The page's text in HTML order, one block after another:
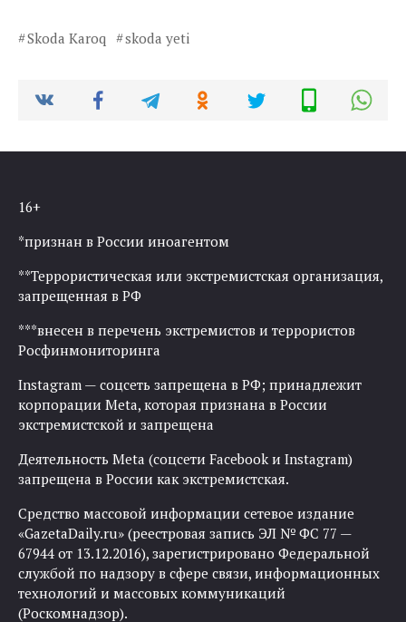
Skoda Karoq skoda yeti
16+
*признан в России иноагентом
**Террористическая или экстремистская организация,
запрещенная в РФ
***внесен в перечень экстремистов и террористов
Росфинмониторинга
Instagram — соцсеть запрещена в РФ; принадлежит
корпорации Meta, которая признана в России
экстремистской и запрещена
Деятельность Meta (соцсети Facebook и Instagram)
запрещена в России как экстремистская.
Средство массовой информации сетевое издание
«GazetaDaily.ru» (реестровая запись ЭЛ № ФС 77 —
67944 от 13.12.2016), зарегистрировано Федеральной
службой по надзору в сфере связи, информационных
технологий и массовых коммуникаций
(Роскомнадзор).